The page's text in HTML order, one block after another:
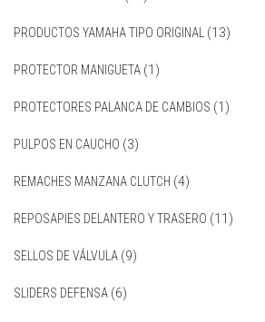
PRODUCTOS YAMAHA TIPO ORIGINAL (13)
PROTECTOR MANIGUETA (1)
PROTECTORES PALANCA DE CAMBIOS (1)
PULPOS EN CAUCHO (3)
REMACHES MANZANA CLUTCH (4)
REPOSAPIES DELANTERO Y TRASERO (11)
SELLOS DE VÁLVULA (9)
SLIDERS DEFENSA (6)